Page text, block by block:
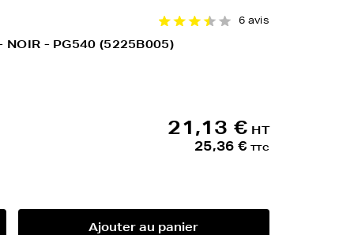
6 avis
- PG540 (5225B005)
21,13 € HT
25,36 € TTC
Ajouter au panier